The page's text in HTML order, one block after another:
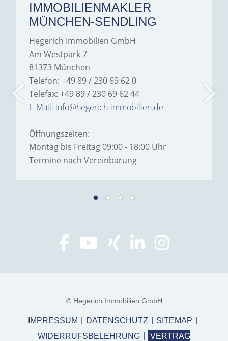
IMMOBILIENMAKLER
MÜNCHEN-SENDLING
Hegerich Immobilien GmbH
Am Westpark 7
81373 München
Telefon: +49 89 / 230 69 62 0
Telefax: +49 89 / 230 69 62 44
E-Mail: info@hegerich-immobilien.de
Öffnungszeiten:
Montag bis Freitag 09:00 - 18:00 Uhr
Termine nach Vereinbarung
© Hegerich Immobilien GmbH
IMPRESSUM DATENSCHUTZ
SITEMAP
WIDERRUFSBELEHRUNG
VERTRAG